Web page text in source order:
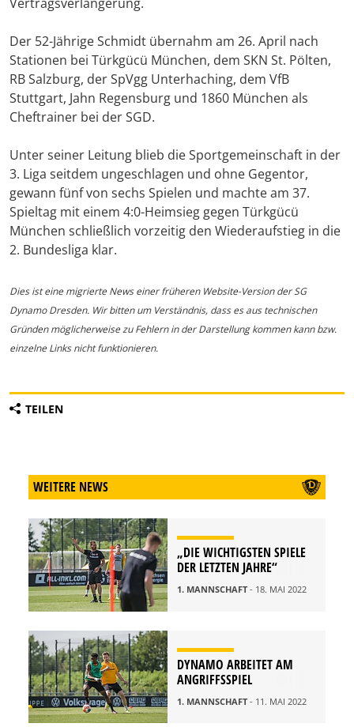
Der 52-Jährige Schmidt übernahm am 26. April nach
Stationen bei Türkgücü München, dem SKN St. Pölten,
RB Salzburg, der SpVgg Unterhaching, dem VfB
Stuttgart, Jahn Regensburg und 1860 München als
Cheftrainer bei der SGD.
Unter seiner Leitung blieb die Sportgemeinschaft in der
3. Liga seitdem ungeschlagen und ohne Gegentor,
gewann fünf von sechs Spielen und machte am 37.
Spieltag mit einem 4:0-Heimsieg gegen Türkgücü
München schließlich vorzeitig den Wiederaufstieg in die
2. Bundesliga klar.
Dies ist eine migrierte News einer früheren Website-Version der SG
Dynamo Dresden. Wir bitten um Verständnis, dass es aus technischen
Gründen möglicherweise zu Fehlern in der Darstellung kommen kann bzw.
einzelne Links nicht funktionieren.
TEILEN
WEITERE NEWS
„DIE WICHTIGSTEN SPIELE
DER LETZTEN JAHRE“
1. MANNSCHAFT- 18. MAI 2022
DYNAMO ARBEITET AM
ANGRIFFSSPIEL
1. MANNSCHAFT- 11. MAI 2022